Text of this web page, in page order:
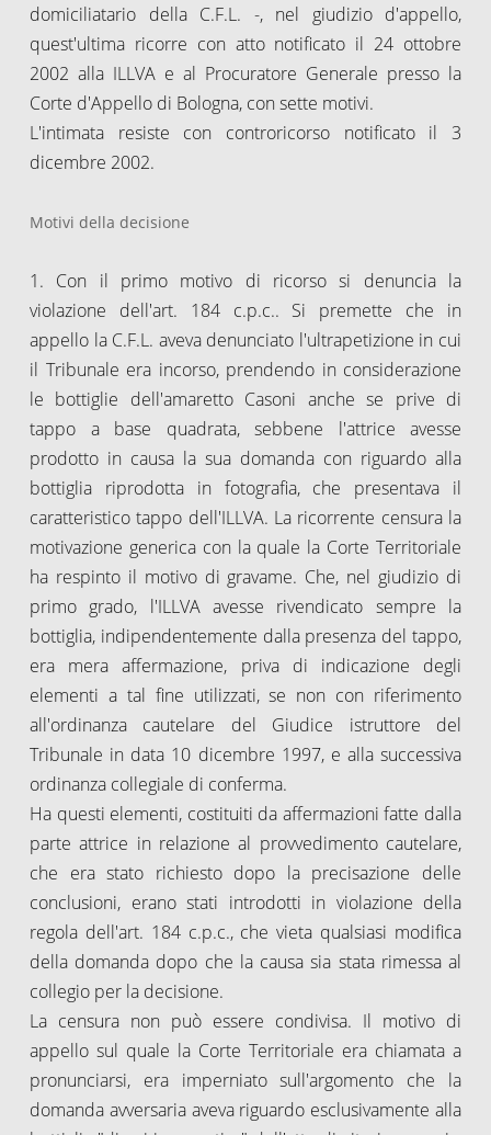
domiciliatario della C.F.L. -, nel giudizio d'appello,
quest'ultima ricorre con atto notificato il 24 ottobre
2002 alla ILLVA e al Procuratore Generale presso la
Corte d'Appello di Bologna, con sette motivi.
L'intimata resiste con controricorso notificato il 3
dicembre 2002.
Motivi della decisione
1. Con il primo motivo di ricorso si denuncia la
violazione dell'art. 184 c.p.c.. Si premette che in
appello la C.F.L. aveva denunciato l'ultrapetizione in cui
il Tribunale era incorso, prendendo in considerazione
le bottiglie dell'amaretto Casoni anche se prive di
tappo a base quadrata, sebbene l'attrice avesse
prodotto in causa la sua domanda con riguardo alla
bottiglia riprodotta in fotografia, che presentava il
caratteristico tappo dell'ILLVA. La ricorrente censura la
motivazione generica con la quale la Corte Territoriale
ha respinto il motivo di gravame. Che, nel giudizio di
primo grado, l'ILLVA avesse rivendicato sempre la
bottiglia, indipendentemente dalla presenza del tappo,
era mera affermazione, priva di indicazione degli
elementi a tal fine utilizzati, se non con riferimento
all'ordinanza cautelare del Giudice istruttore del
Tribunale in data 10 dicembre 1997, e alla successiva
ordinanza collegiale di conferma.
Ha questi elementi, costituiti da affermazioni fatte dalla
parte attrice in relazione al provvedimento cautelare,
che era stato richiesto dopo la precisazione delle
conclusioni, erano stati introdotti in violazione della
regola dell'art. 184 c.p.c., che vieta qualsiasi modifica
della domanda dopo che la causa sia stata rimessa al
collegio per la decisione.
La censura non può essere condivisa. Il motivo di
appello sul quale la Corte Territoriale era chiamata a
pronunciarsi, era imperniato sull'argomento che la
domanda avversaria aveva riguardo esclusivamente alla